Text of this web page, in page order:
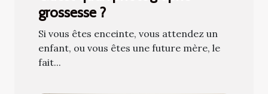
grossesse ?
Si vous êtes enceinte, vous attendez un
enfant, ou vous êtes une future mère, le
fait...